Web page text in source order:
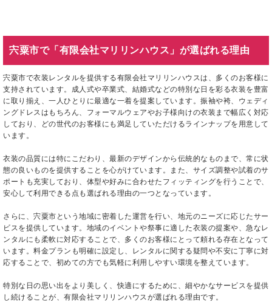
宍粟市で「有限会社マリリンハウス」が選ばれる理由
宍粟市で衣装レンタルを提供する有限会社マリリンハウスは、多くのお客様に
支持されています。成人式や卒業式、結婚式などの特別な日を彩る衣装を豊富
に取り揃え、一人ひとりに最適な一着を提案しています。振袖や袴、ウェディ
ングドレスはもちろん、フォーマルウェアやお子様向けの衣装まで幅広く対応
しており、どの世代のお客様にも満足していただけるラインナップを用意して
います。
衣装の品質には特にこだわり、最新のデザインから伝統的なものまで、常に状
態の良いものを提供することを心がけています。また、サイズ調整や試着のサ
ポートも充実しており、体型や好みに合わせたフィッティングを行うことで、
安心して利用できる点も選ばれる理由の一つとなっています。
さらに、宍粟市という地域に密着した運営を行い、地元のニーズに応じたサー
ビスを提供しています。地域のイベントや祭事に適した衣装の提案や、急なレ
ンタルにも柔軟に対応することで、多くのお客様にとって頼れる存在となって
います。料金プランも明確に設定し、レンタルに関する疑問や不安に丁寧に対
応することで、初めての方でも気軽に利用しやすい環境を整えています。
特別な日の思い出をより美しく、快適にするために、細やかなサービスを提供
し続けることが、有限会社マリリンハウスが選ばれる理由です。